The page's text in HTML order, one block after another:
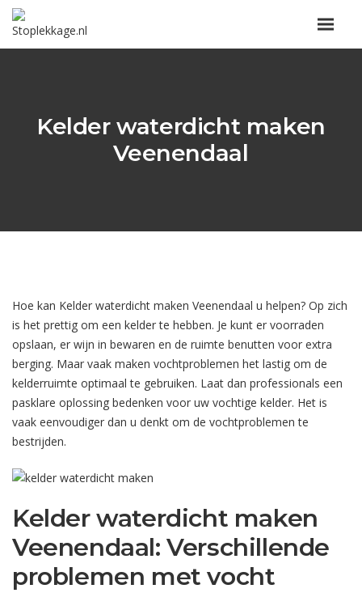
Kelder waterdicht maken
Veenendaal
Hoe kan Kelder waterdicht maken Veenendaal u helpen? Op zich
is het prettig om een kelder te hebben. Je kunt er voorraden
opslaan, er wijn in bewaren en de ruimte benutten voor extra
berging. Maar vaak maken vochtproblemen het lastig om de
kelderruimte optimaal te gebruiken. Laat dan professionals een
pasklare oplossing bedenken voor uw vochtige kelder. Het is
vaak eenvoudiger dan u denkt om de vochtproblemen te
bestrijden.
Kelder waterdicht maken
Veenendaal: Verschillende
problemen met vocht